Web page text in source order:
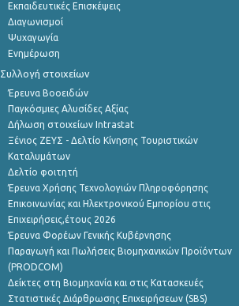
Εκπαιδευτικές Επισκέψεις
Διαγωνισμοί
Ψυχαγωγία
Ενημέρωση
Συλλογή στοιχείων
Έρευνα Βοοειδών
Παγκόσμιες Αλυσίδες Αξίας
Δήλωση στοιχείων Intrastat
Ξένιος ΖΕΥΣ - Δελτίο Κίνησης Τουριστικών
Καταλυμάτων
Δελτίο φοιτητή
Έρευνα Χρήσης Τεχνολογιών Πληροφόρησης
Επικοινωνίας και Ηλεκτρονικού Εμπορίου στις
Επιχειρήσεις,έτους 2026
Έρευνα Φορέων Γενικής Κυβέρνησης
Παραγωγή και Πωλήσεις Βιομηχανικών Προϊόντων
(PRODCOM)
Δείκτες στη Βιομηχανία και στις Κατασκευές
Στατιστικές Διάρθρωσης Επιχειρήσεων (SBS)